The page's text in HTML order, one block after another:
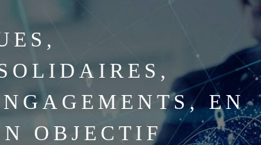
EN
OBJECTIF